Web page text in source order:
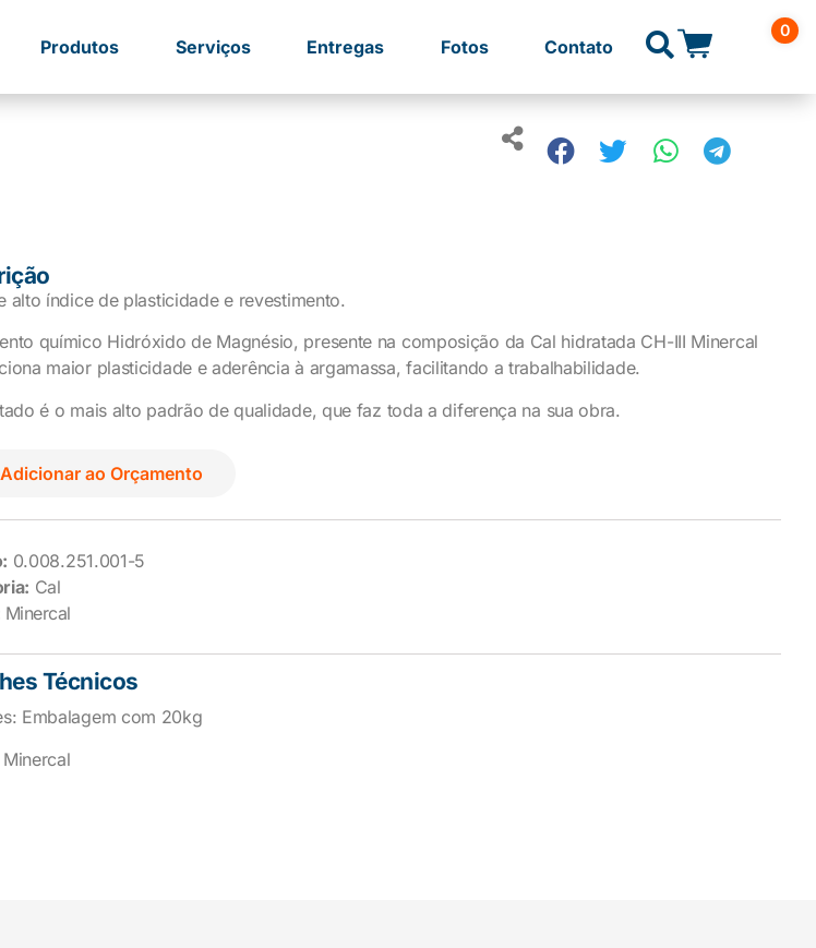
Produtos Serviços Entregas Fotos Contato
0
alto índice de plasticidade e revestimento.
químico Hidróxido de Magnésio, presente na composição da Cal hidratada CH-III Minercal
maior plasticidade e aderência à argamassa, facilitando a trabalhabilidade.
é o mais alto padrão de qualidade, que faz toda a diferença na sua obra.
Adicionar ao Orçamento
0.008.251.001-5
Cal
Minercal
Técnicos
Embalagem com 20kg